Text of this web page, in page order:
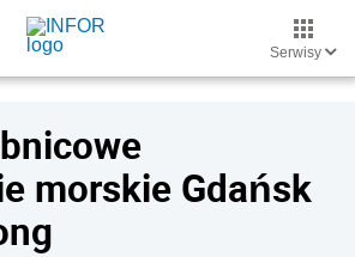
Serwisy
morskie Gdańsk